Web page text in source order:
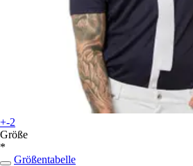
+-2
Größe
*
Größentabelle